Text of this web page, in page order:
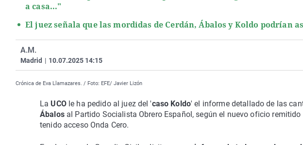
a casa..."
El juez señala que las mordidas de Cerdán, Ábalos y Koldo podrían
A.M.
Madrid | 10.07.2025 14:15
Crónica de Eva Llamazares. / Foto: EFE/ Javier Lizón
La UCO le ha pedido al juez del 'caso Koldo' el informe detallado de las
Ábalosal Partido Socialista Obrero Español, según el nuevo oficio
tenido acceso Onda Cero.